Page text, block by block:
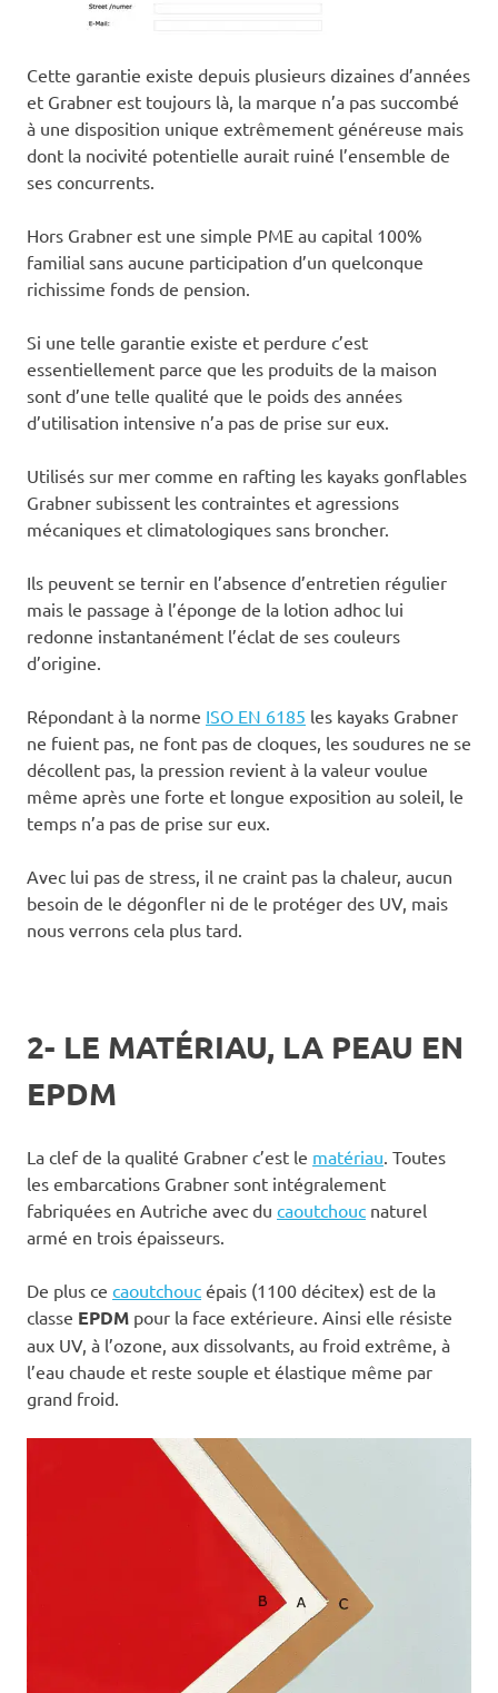
Cette garantie existe depuis plusieurs dizaines d’années
et Grabner est toujours là, la marque n’a pas succombé
à une disposition unique extrêmement généreuse mais
dont la nocivité potentielle aurait ruiné l’ensemble de
ses concurrents.
Hors Grabner est une simple PME au capital 100%
familial sans aucune participation d’un quelconque
richissime fonds de pension.
Si une telle garantie existe et perdure c’est
essentiellement parce que les produits de la maison
sont d’une telle qualité que le poids des années
d’utilisation intensive n’a pas de prise sur eux.
Utilisés sur mer comme en rafting les kayaks gonflables
Grabner subissent les contraintes et agressions
mécaniques et climatologiques sans broncher.
Ils peuvent se ternir en l’absence d’entretien régulier
mais le passage à l’éponge de la lotion adhoc lui
redonne instantanément l’éclat de ses couleurs
d’origine.
Répondant à la norme ISO EN 6185 les kayaks Grabner
ne fuient pas, ne font pas de cloques, les soudures ne se
décollent pas, la pression revient à la valeur voulue
même après une forte et longue exposition au soleil, le
temps n’a pas de prise sur eux.
Avec lui pas de stress, il ne craint pas la chaleur, aucun
besoin de le dégonfler ni de le protéger des UV, mais
nous verrons cela plus tard.
2- LE MATÉRIAU, LA PEAU EN
EPDM
La clef de la qualité Grabner c’est le matériau. Toutes
les embarcations Grabner sont intégralement
fabriquées en Autriche avec du caoutchouc naturel
armé en trois épaisseurs.
De plus ce caoutchouc épais (1100 décitex) est de la
classe EPDM pour la face extérieure. Ainsi elle résiste
aux UV, à l’ozone, aux dissolvants, au froid extrême, à
l’eau chaude et reste souple et élastique même par
grand froid.